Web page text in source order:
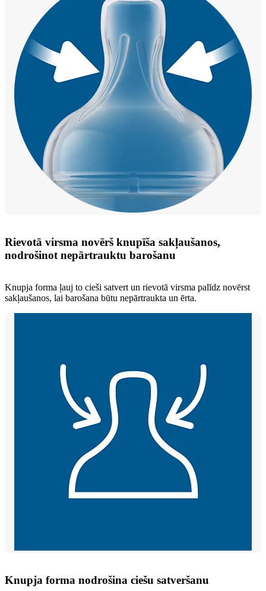
Rievotā virsma novērš knupīša sakļaušanos,
nodrošinot nepārtrauktu barošanu
Knupja forma ļauj to cieši satvert un rievotā virsma palīdz novērst
sakļaušanos, lai barošana būtu nepārtraukta un ērta.
Knupja forma nodrošina ciešu satveršanu